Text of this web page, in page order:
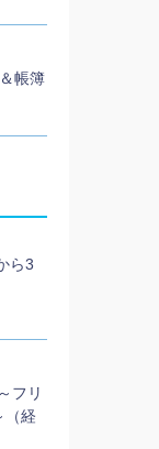
帳簿
ら3
フリ
（経